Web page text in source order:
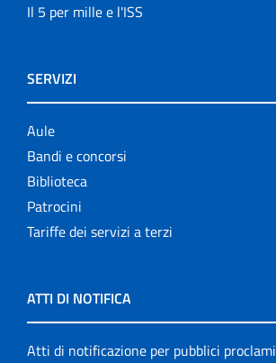
Il 5 per mille e l'ISS
SERVIZI
Aule
Bandi e concorsi
Biblioteca
Patrocini
Tariffe dei servizi a terzi
ATTI DI NOTIFICA
Atti di notificazione per pubblici proclami